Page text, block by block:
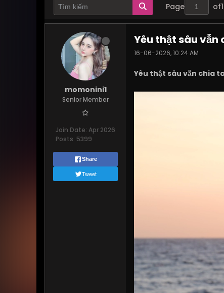
Page of1
momonini1
Senior Member
Join Date: Apr 2026
Posts: 5399
Share
Tweet
Yêu thật sâu vẫn
16-06-2026, 10:24 AM
Yêu thật sâu vẫn chia